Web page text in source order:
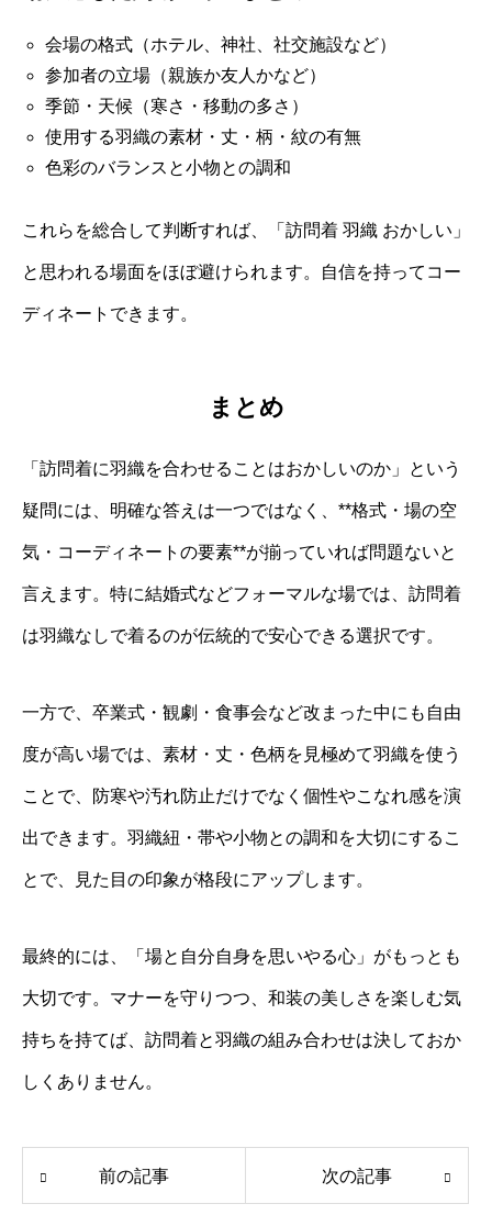
会場の格式（ホテル、神社、社交施設など）
参加者の立場（親族か友人かなど）
季節・天候（寒さ・移動の多さ）
使用する羽織の素材・丈・柄・紋の有無
色彩のバランスと小物との調和
これらを総合して判断すれば、「訪問着 羽織 おかしい」
と思われる場面をほぼ避けられます。自信を持ってコー
ディネートできます。
まとめ
「訪問着に羽織を合わせることはおかしいのか」という
疑問には、明確な答えは一つではなく、**格式・場の空
気・コーディネートの要素**が揃っていれば問題ないと
言えます。特に結婚式などフォーマルな場では、訪問着
は羽織なしで着るのが伝統的で安心できる選択です。
一方で、卒業式・観劇・食事会など改まった中にも自由
度が高い場では、素材・丈・色柄を見極めて羽織を使う
ことで、防寒や汚れ防止だけでなく個性やこなれ感を演
出できます。羽織紐・帯や小物との調和を大切にするこ
とで、見た目の印象が格段にアップします。
最終的には、「場と自分自身を思いやる心」がもっとも
大切です。マナーを守りつつ、和装の美しさを楽しむ気
持ちを持てば、訪問着と羽織の組み合わせは決しておか
しくありません。
前の記事 次の記事